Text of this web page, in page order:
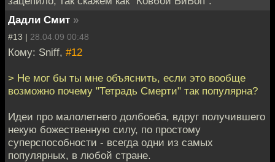
Дадли Смит »
#13 | 28.04.09 00:48
Кому: Sniff, #12
> Не мог бы ты мне объяснить, если это вообще
возможно почему "Тетрадь Смерти" так популярна?
Идеи про малолетнего долбоеба, вдруг получившего
некую божественную силу, по простому
суперспособности - всегда одни из самых
популярных, в любой стране.